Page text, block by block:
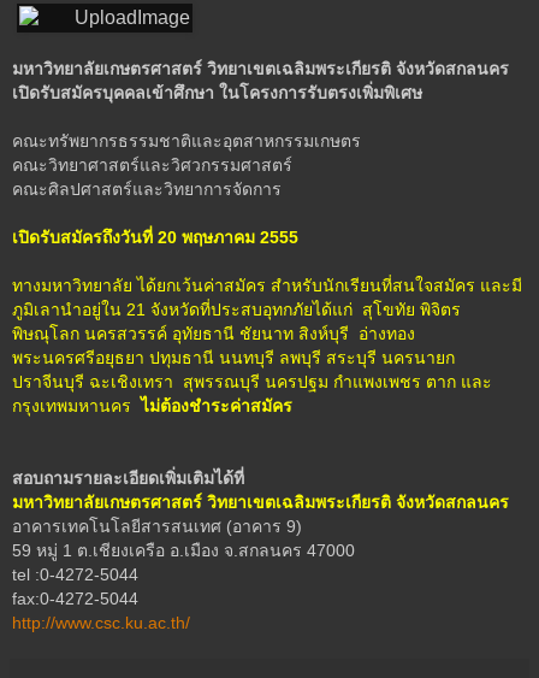
มหาวิทยาลัยเกษตรศาสตร์ วิทยาเขตเฉลิมพระเกียรติ จังหวัดสกลนคร
เปิดรับสมัครบุคคลเข้าศึกษา ในโครงการรับตรงเพิ่มพิเศษ
คณะทรัพยากรธรรมชาติและอุตสาหกรรมเกษตร
คณะวิทยาศาสตร์และวิศวกรรมศาสตร์
คณะศิลปศาสตร์และวิทยาการจัดการ
เปิดรับสมัครถึงวันที่ 20 พฤษภาคม 2555
ทางมหาวิทยาลัย ได้ยกเว้นค่าสมัคร สำหรับนักเรียนที่สนใจสมัคร และมี
ภูมิเลานำอยู่ใน 21 จังหวัดที่ประสบอุทกภัยได้แก่ สุโขทัย พิจิตร
พิษณุโลก นครสวรรค์ อุทัยธานี ชัยนาท สิงห์บุรี อ่างทอง
พระนครศรีอยุธยา ปทุมธานี นนทบุรี ลพบุรี สระบุรี นครนายก
ปราจีนบุรี ฉะเชิงเทรา สุพรรณบุรี นครปฐม กำแพงเพชร ตาก และ
กรุงเทพมหานครไม่ต้องชำระค่าสมัคร
สอบถามรายละเอียดเพิ่มเติมได้ที่
มหาวิทยาลัยเกษตรศาสตร์ วิทยาเขตเฉลิมพระเกียรติ จังหวัดสกลนคร
อาคารเทคโนโลยีสารสนเทศ (อาคาร 9)
59 หมู่ 1 ต.เชียงเครือ อ.เมือง จ.สกลนคร 47000
tel :0-4272-5044
fax:0-4272-5044
http://www.csc.ku.ac.th/